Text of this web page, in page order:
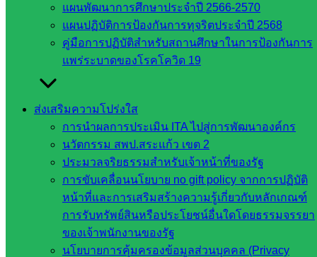
แผนพัฒนาการศึกษาประจำปี 2566-2570
แผนปฏิบัติการป้องกันการทุจริตประจำปี 2568
คู่มือการปฏิบัติสำหรับสถานศึกษาในการป้องกันการ
แพร่ระบาดของโรคโควิด 19
ส่งเสริมความโปร่งใส
การนำผลการประเมิน ITA ไปสู่การพัฒนาองค์กร
นวัตกรรม สพป.สระแก้ว เขต 2
ประมวลจริยธรรมสำหรับเจ้าหน้าที่ของรัฐ
การขับเคลื่อนนโยบาย no gift policy จากการปฏิบัติ
หน้าที่และการเสริมสร้างความรู้เกี่ยวกับหลักเกณฑ์
การรับทรัพย์สินหรือประโยชน์อื่นใดโดยธรรมจรรยา
ของเจ้าพนักงานของรัฐ
นโยบายการคุ้มครองข้อมูลส่วนบุคคล (Privacy
นิเทศติดตามและประเมินผล
หน่วยงาน
ที่เกี่ยวข้อง
กระทรวง
ศึกษาธิการ
กระทรวง
อุดมศึกษา
สำนักงาน
เลขาธิการ
สภาการ